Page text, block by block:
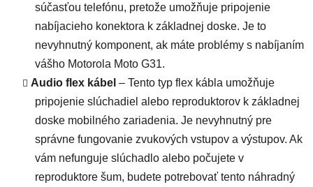
súčasťou telefónu, pretože umožňuje pripojenie
nabíjacieho konektora k základnej doske. Je to
nevyhnutný komponent, ak máte problémy s nabíjaním
vášho Motorola Moto G31.
Audio flex kábel – Tento typ flex kábla umožňuje
pripojenie slúchadiel alebo reproduktorov k základnej
doske mobilného zariadenia. Je nevyhnutný pre
správne fungovanie zvukových vstupov a výstupov. Ak
vám nefunguje slúchadlo alebo počujete v
reproduktore šum, budete potrebovať tento náhradný